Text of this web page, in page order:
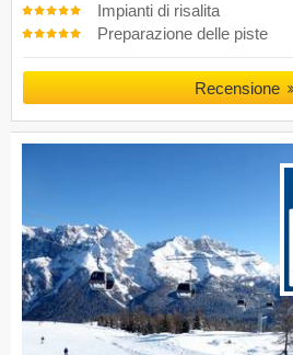
Impianti di risalita
Preparazione delle piste
Recensione